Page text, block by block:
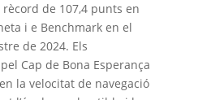
de 107,4 punts en
i e Benchmark en el
de 2024. Els
Cap de Bona Esperança
la velocitat de navegació